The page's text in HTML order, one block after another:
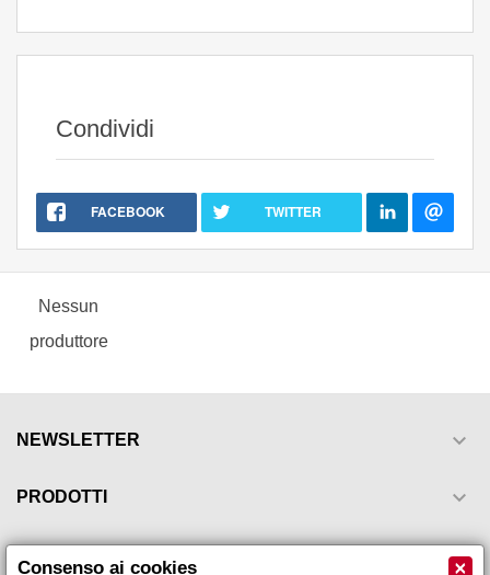
Condividi
FACEBOOK TWITTER
Nessun
produttore
NEWSLETTER 
PRODOTTI 

Consenso ai cookies ×